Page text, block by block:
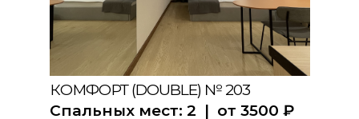
КОМФОРТ (DOUBLE) № 203
Спальных мест: 2 | от 3500 ₽